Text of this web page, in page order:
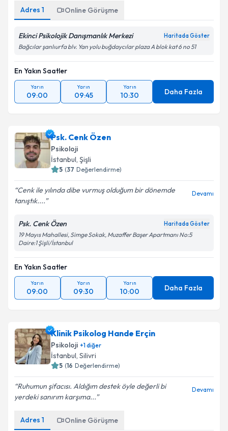
Adres 1 Online Görüşme
Ekinci Psikolojik Danışmanlık Merkezi
Bağcılar şanlıurfa blv. Yan yolu buğdaycılar plaza A blok kat 6 no 51
En Yakın Saatler
Yarın
09:00
Yarın
09:45
Yarın
10:30 Daha Fazla
Psk. Cenk Özen
Psikoloji
İstanbul,Şişli
( Değerlendirme)
Cenk ile yılında dibe vurmuş olduğum bir dönemde
tanıştık....
Psk. Cenk Özen
19 Mayıs Mahallesi, Simge Sokak, Muzaffer Başer Apartmanı No:5
Daire:1 Şişli/İstanbul
En Yakın Saatler
Yarın
09:00
Yarın
09:30
Yarın
10:00 Daha Fazla
Klinik Psikolog Hande Erçin
Psikoloji diğer
İstanbul, Silivri
( Değerlendirme)
Ruhumun şifacısı. Aldığım destek öyle değerli bi
yerdeki sanırım karşıma...
Adres 1 Online Görüşme